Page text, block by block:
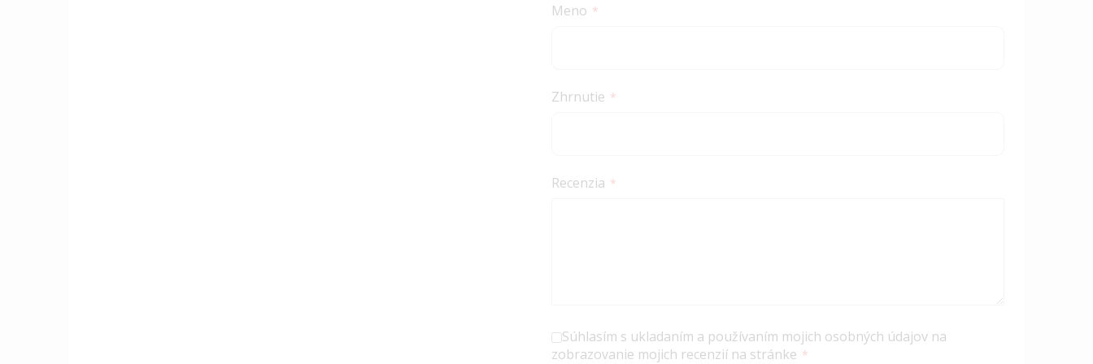
Meno
Zhrnutie
Recenzia
Súhlasím s ukladaním a používaním mojich osobných údajov na
zobrazovanie mojich recenzií na stránke